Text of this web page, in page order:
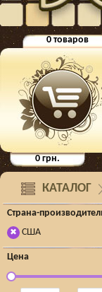
0товаров
0грн.
КАТАЛОГ
Страна-
✖ США
Цена